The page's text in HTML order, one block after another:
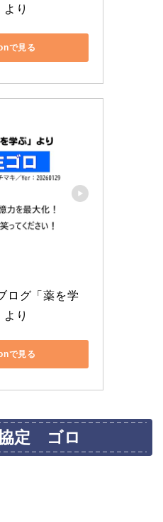
より
で見る
ログ「薬を学
より
で見る
定 ゴロ